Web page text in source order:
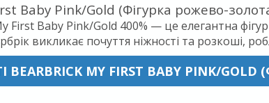
Baby Pink/Gold (Фігурка рожево-
First Baby Pink/Gold 400% — це елегантна
викликає почуття ніжності та розкоші,
MY FIRST BABY PINK/